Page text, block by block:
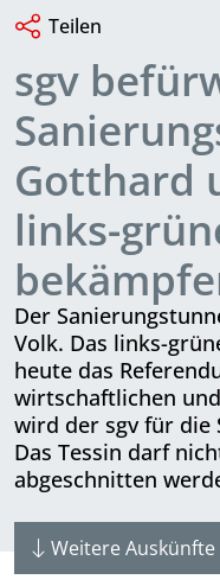
Teilen
sgv
Gotthard
links-
Der
Volk. Das links-
heute das
wirtschaftlichen
wird der sgv für die
Das Tessin darf
abgeschnitten
Weitere Auskünfte